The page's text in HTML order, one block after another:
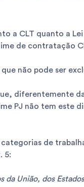
a CLT quanto a
de contratação
não pode ser
diferentemente
PJ não tem este
de
5:
da União, dos